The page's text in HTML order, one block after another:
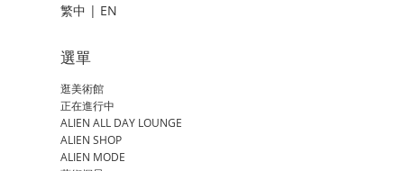
繁中 | EN
選單
逛美術館
正在進行中
ALIEN ALL DAY LOUNGE
ALIEN SHOP
ALIEN MODE